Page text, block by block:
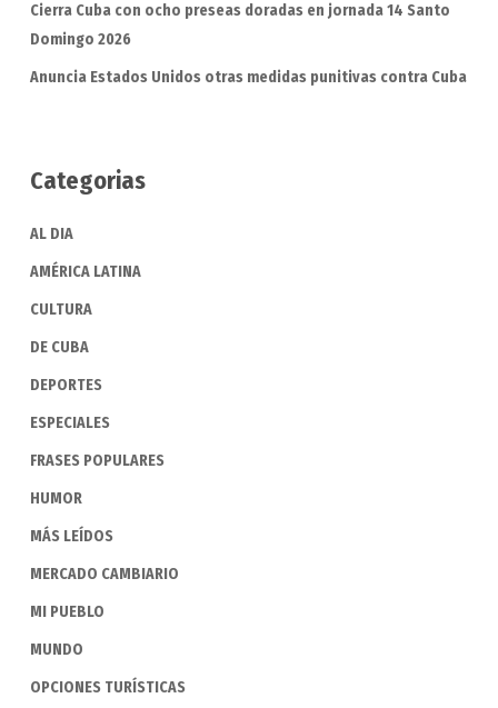
Cierra Cuba con ocho preseas doradas en jornada 14 Santo
Domingo 2026
Anuncia Estados Unidos otras medidas punitivas contra Cuba
Categorias
AL DIA
AMÉRICA LATINA
CULTURA
DE CUBA
DEPORTES
ESPECIALES
FRASES POPULARES
HUMOR
MÁS LEÍDOS
MERCADO CAMBIARIO
MI PUEBLO
MUNDO
OPCIONES TURÍSTICAS